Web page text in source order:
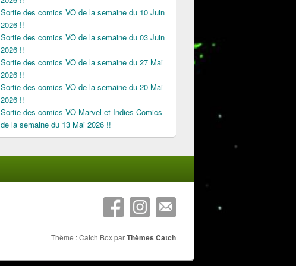
Sortie des comics VO de la semaine du 10 Juin
2026 !!
Sortie des comics VO de la semaine du 03 Juin
2026 !!
Sortie des comics VO de la semaine du 27 Mai
2026 !!
Sortie des comics VO de la semaine du 20 Mai
2026 !!
Sortie des comics VO Marvel et Indies Comics
de la semaine du 13 Mai 2026 !!
Thème : Catch Box parThèmes Catch